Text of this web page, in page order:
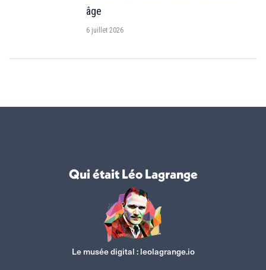
âge
6 juillet 2026
Qui était Léo Lagrange
Le musée digital : leolagrange.io